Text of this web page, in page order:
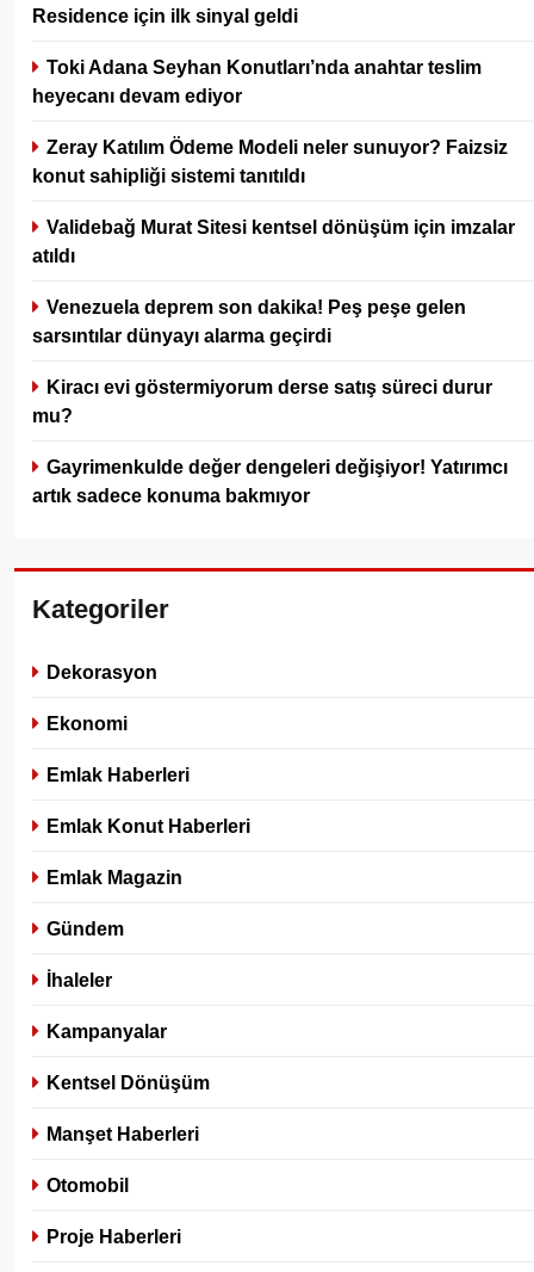
Residence için ilk sinyal geldi
Toki Adana Seyhan Konutları’nda anahtar teslim
heyecanı devam ediyor
Zeray Katılım Ödeme Modeli neler sunuyor? Faizsiz
konut sahipliği sistemi tanıtıldı
Validebağ Murat Sitesi kentsel dönüşüm için imzalar
atıldı
Venezuela deprem son dakika! Peş peşe gelen
sarsıntılar dünyayı alarma geçirdi
Kiracı evi göstermiyorum derse satış süreci durur
mu?
Gayrimenkulde değer dengeleri değişiyor! Yatırımcı
artık sadece konuma bakmıyor
Kategoriler
Dekorasyon
Ekonomi
Emlak Haberleri
Emlak Konut Haberleri
Emlak Magazin
Gündem
İhaleler
Kampanyalar
Kentsel Dönüşüm
Manşet Haberleri
Otomobil
Proje Haberleri